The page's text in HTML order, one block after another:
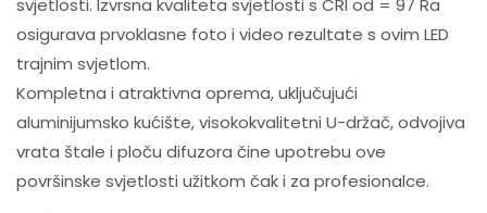
svjetlosti. Izvrsna kvaliteta svjetlosti s CRI od = 97 Ra
osigurava prvoklasne foto i video rezultate s ovim LED
trajnim svjetlom.
Kompletna i atraktivna oprema, uključujući
aluminijumsko kućište, visokokvalitetni U-držač, odvojiva
vrata štale i ploču difuzora čine upotrebu ove
površinske svjetlosti užitkom čak i za profesionalce.